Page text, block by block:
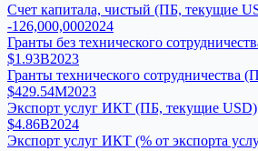
Счет капитала, чистый (ПБ, текущие
-126,000,0002024
Гранты без технического
$1.93B2023
Гранты технического сотрудничества
$429.54M2023
Экспорт услуг ИКТ (ПБ, текущие USD)
$4.86B2024
Экспорт услуг ИКТ (% от экспорта